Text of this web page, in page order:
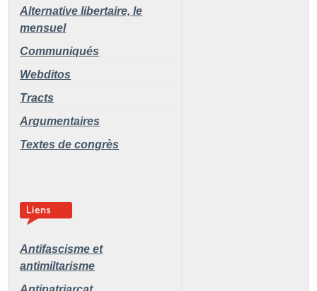
Alternative libertaire, le
mensuel
Communiqués
Webditos
Tracts
Argumentaires
Textes de congrès
Antifascisme et
antimiltarisme